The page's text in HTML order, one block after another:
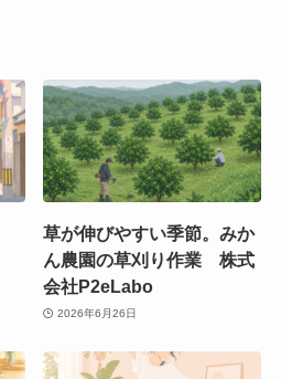
草が伸びやすい季節。みか
ん農園の草刈り作業 株式
会社P2eLabo
2026年6月26日